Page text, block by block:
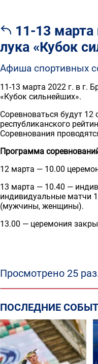
11-13 марта
лука «Кубок
Афиша спортивных
11-13 марта 2022 г. в г.
«Кубок сильнейших».
Соревноваться будут
республиканского
Соревнования
Программа
12 марта — 10.00
13 марта — 10.40 —
индивидуальные матчи
(мужчины, женщины).
13.00 — церемония
Просмотрено 25
ПОСЛЕДНИЕ